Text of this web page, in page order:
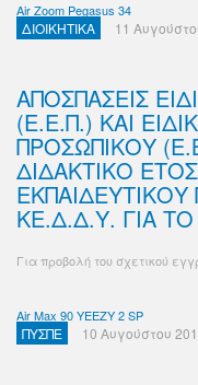
Air Zoom Pegasus 34
ΔΙΟΙΚΗΤΙΚΑ 11
ΑΠΟΣΠΑΣΕΙΣ
(Ε.Ε.Π.) ΚΑΙ
ΠΡΟΣΩΠΙΚΟΥ
ΔΙΔΑΚΤΙΚΟ
ΚΕ.Δ.Δ.Υ. ΓΙΑ
Για προβολή του σχετικού
Air Max 90 YEEZY 2 SP
ΠΥΣΠΕ 10 Αυγούστου